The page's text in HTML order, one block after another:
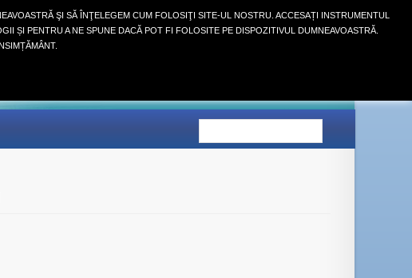
ŞI SĂ ÎNŢELEGEM CUM FOLOSIŢI SITE-UL NOSTRU. ACCESAȚI INSTRUMENTUL
ȘI PENTRU A NE SPUNE DACĂ POT FI FOLOSITE PE DISPOZITIVUL DUMNEAVOASTRĂ.